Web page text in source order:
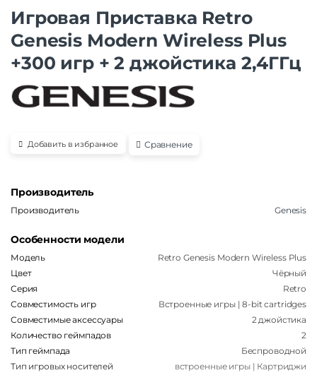
Игровая Приставка Retro
Genesis Modern Wireless Plus
+300 игр + 2 джойстика 2,4ГГц
Добавить в избранное Сравнение
Производитель
Производитель Genesis
Особенности модели
Модель
Retro Genesis Modern Wireless Plus
Цвет
Чёрный
Серия
Retro
Совместимость игр
Встроенные игры | 8-bit cartridges
Совместимые аксессуары
2 джойстика
Количество геймпадов
2
Тип геймпада
Беспроводной
Тип игровых носителей
встроенные игры | Картриджи